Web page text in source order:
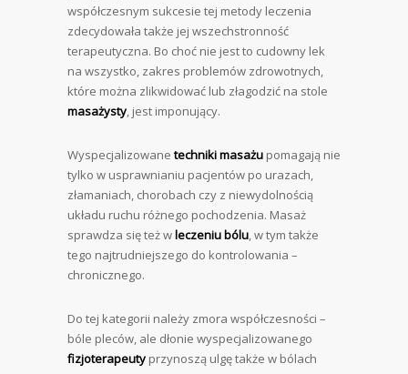
współczesnym sukcesie tej metody leczenia
zdecydowała także jej wszechstronność
terapeutyczna. Bo choć nie jest to cudowny lek
na wszystko, zakres problemów zdrowotnych,
które można zlikwidować lub złagodzić na stole
masażysty, jest imponujący.
Wyspecjalizowanetechniki masażu pomagają nie
tylko w usprawnianiu pacjentów po urazach,
złamaniach, chorobach czy z niewydolnością
układu ruchu różnego pochodzenia. Masaż
sprawdza się też wleczeniu bólu, w tym także
tego najtrudniejszego do kontrolowania –
chronicznego.
Do tej kategorii należy zmora współczesności –
bóle pleców, ale dłonie wyspecjalizowanego
fizjoterapeuty przynoszą ulgę także w bólach